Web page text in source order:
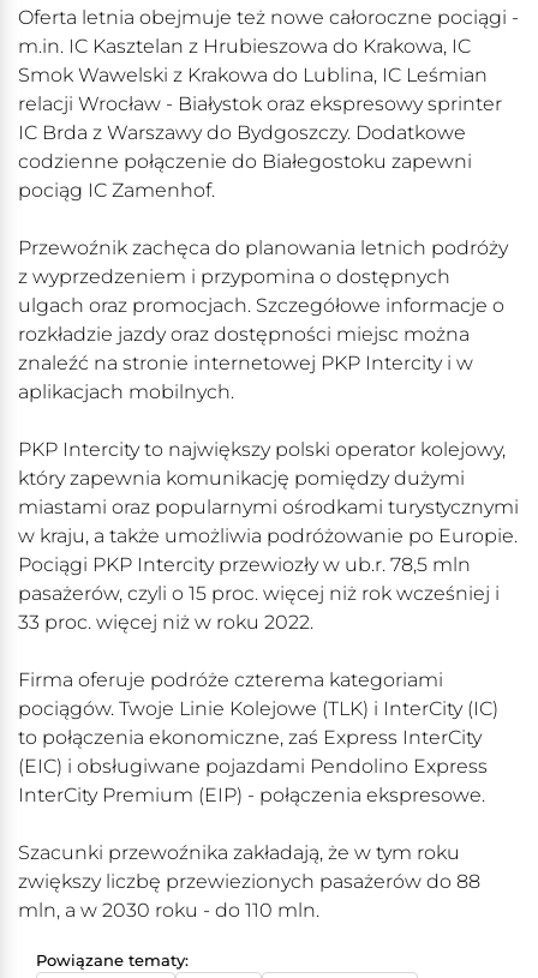
Oferta letnia obejmuje też nowe całoroczne pociągi -
m.in. IC Kasztelan z Hrubieszowa do Krakowa, IC
Smok Wawelski z Krakowa do Lublina, IC Leśmian
relacji Wrocław - Białystok oraz ekspresowy sprinter
IC Brda z Warszawy do Bydgoszczy. Dodatkowe
codzienne połączenie do Białegostoku zapewni
pociąg IC Zamenhof.
Przewoźnik zachęca do planowania letnich podróży
z wyprzedzeniem i przypomina o dostępnych
ulgach oraz promocjach. Szczegółowe informacje o
rozkładzie jazdy oraz dostępności miejsc można
znaleźć na stronie internetowej PKP Intercity i w
aplikacjach mobilnych.
PKP Intercity to największy polski operator kolejowy,
który zapewnia komunikację pomiędzy dużymi
miastami oraz popularnymi ośrodkami turystycznymi
w kraju, a także umożliwia podróżowanie po Europie.
Pociągi PKP Intercity przewiozły w ub.r. 78,5 mln
pasażerów, czyli o 15 proc. więcej niż rok wcześniej i
33 proc. więcej niż w roku 2022.
Firma oferuje podróże czterema kategoriami
pociągów. Twoje Linie Kolejowe (TLK) i InterCity (IC)
to połączenia ekonomiczne, zaś Express InterCity
(EIC) i obsługiwane pojazdami Pendolino Express
InterCity Premium (EIP) - połączenia ekspresowe.
Szacunki przewoźnika zakładają, że w tym roku
zwiększy liczbę przewiezionych pasażerów do 88
mln, a w 2030 roku - do 110 mln.
Powiązane tematy: